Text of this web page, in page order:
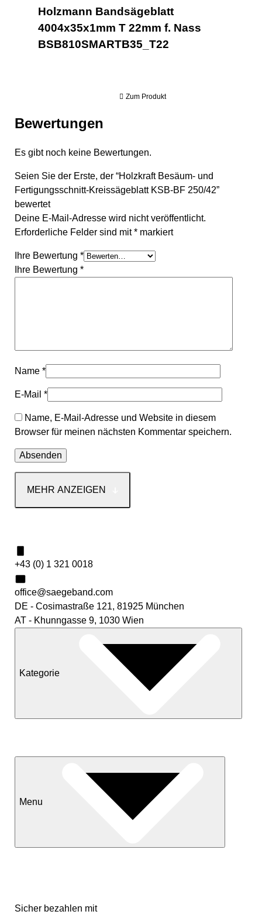
Holzmann Bandsägeblatt
4004x35x1mm T 22mm f. Nass
BSB810SMARTB35_T22
Zum Produkt
Bewertungen
Es gibt noch keine Bewertungen.
Seien Sie der Erste, der “Holzkraft Besäum- und
Fertigungsschnitt-Kreissägeblatt KSB-BF 250/42”
bewertet
Deine E-Mail-Adresse wird nicht veröffentlicht.
Erforderliche Felder sind mit* markiert
Ihre Bewertung *
Ihre Bewertung *
Name *
E-Mail *
Name, E-Mail-Adresse und Website in diesem
Browser für meinen nächsten Kommentar speichern.
MEHR ANZEIGEN
+43 (0) 1 321 0018
office@saegeband.com
DE - Cosimastraße 121, 81925 München
AT - Khunngasse 9, 1030 Wien
Kategorie
Menu
Sicher bezahlen mit